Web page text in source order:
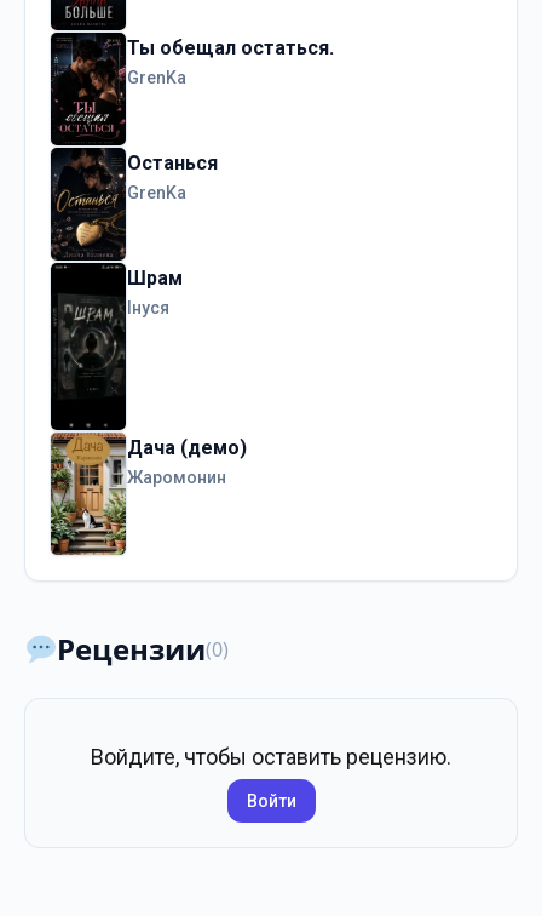
Ты обещал остаться.
GrenKa
Останься
GrenKa
Шрам
Інуся
Дача (демо)
Жаромонин
Рецензии(0)
Войдите, чтобы оставить рецензию.
Войти